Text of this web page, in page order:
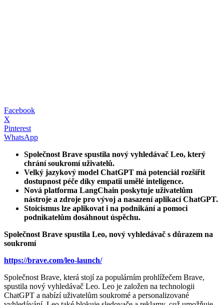
Facebook
X
Pinterest
WhatsApp
Společnost Brave spustila nový vyhledávač Leo, který
chrání soukromí uživatelů.
Velký jazykový model ChatGPT má potenciál rozšířit
dostupnost péče díky empatii umělé inteligence.
Nová platforma LangChain poskytuje uživatelům
nástroje a zdroje pro vývoj a nasazení aplikací ChatGPT.
Stoicismus lze aplikovat i na podnikání a pomoci
podnikatelům dosáhnout úspěchu.
Společnost Brave spustila Leo, nový vyhledávač s důrazem na
soukromí
https://brave.com/leo-launch/
Společnost Brave, která stojí za populárním prohlížečem Brave,
spustila nový vyhledávač Leo. Leo je založen na technologii
ChatGPT a nabízí uživatelům soukromé a personalizované